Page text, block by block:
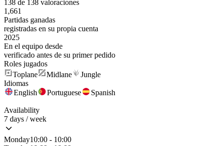
138 de 138 valoraciones
1,661
Partidas ganadas
registradas en su propia cuenta
2025
En el equipo desde
verificado antes de su primer pedido
Roles jugados
Toplane
Midlane
Jungle
Idiomas
English
Portuguese Spanish
Availability
7 days / week
Monday10:00 - 10:00